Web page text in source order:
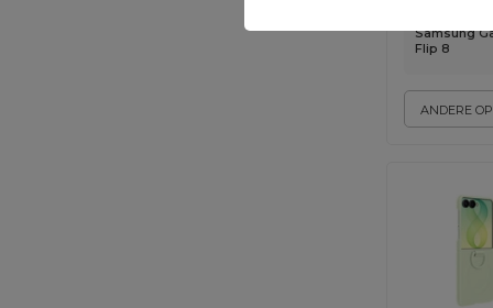
ANDERE
Samsung
Flip 8